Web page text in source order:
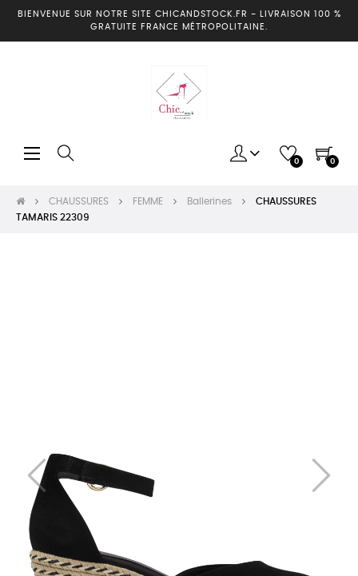
BIENVENUE SUR NOTRE SITE CHICANDSTOCK.FR -
LIVRAISON 100 %
GRATUITE FRANCE MÉTROPOLITAINE.
Basculer
☰ 0 0
CHAUSSURES FEMME Ballerines
CHAUSSURES
TAMARIS 22309